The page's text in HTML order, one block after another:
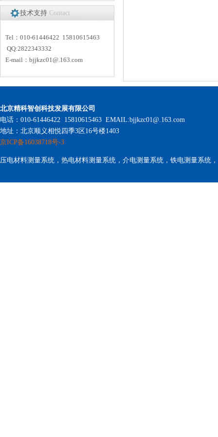
技术支持 Contact
Tel：010-61446422 15810615463
QQ:2822343332
E-mail： bjjkzc01@.163.com
北京精科智创科技发展有限公司
电话：010-61446422 15810615463 EMAIL:bjjkzc01@.163.com
地址：北京顺义相悦四季3区16号楼1403
京ICP备16038718号-3
压电材料测量系统，热电材料测量系统，介电测量系统，铁电测量系统